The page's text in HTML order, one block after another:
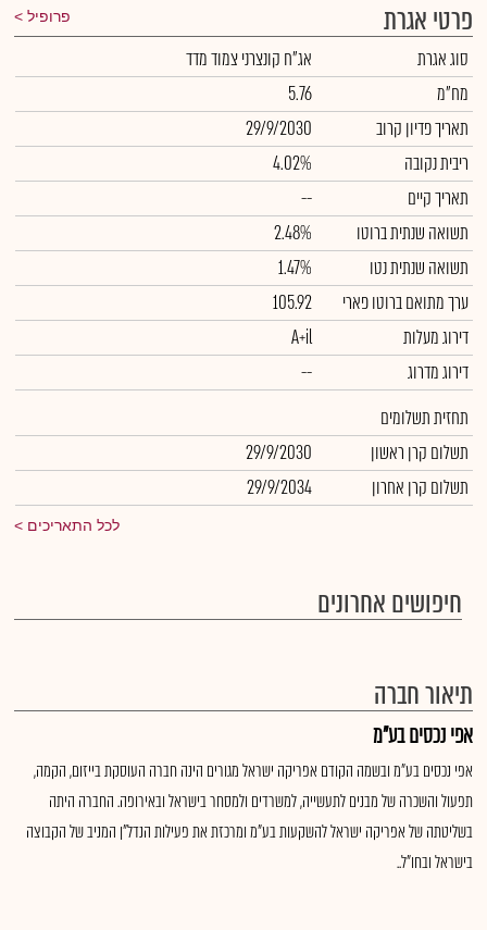
פרטי אגרת פרופיל
סוג אגרת
אג"ח קונצרני צמוד מדד
מח"מ
5.76
תאריך פדיון קרוב
29/9/2030
ריבית נקובה
4.02%
תאריך קיים
--
תשואה שנתית ברוטו
2.48%
תשואה שנתית נטו
1.47%
ערך מתואם ברוטו פארי
105.92
דירוג מעלות
A+il
דירוג מדרוג
--
תחזית תשלומים
תשלום קרן ראשון
29/9/2030
תשלום קרן אחרון
29/9/2034
לכל התאריכים
חיפושים אחרונים
תיאור חברה
אפי נכסים בע"מ
אפי נכסים בע"מ ובשמה הקודם אפריקה ישראל מגורים הינה חברה העוסקת בייזום, הקמה,
תפעול והשכרה של מבנים לתעשייה, למשרדים ולמסחר בישראל ובאירופה. החברה היתה
בשליטתה של אפריקה ישראל להשקעות בע"מ ומרכזת את פעילות הנדל"ן המניב של הקבוצה
בישראל ובחו"ל..